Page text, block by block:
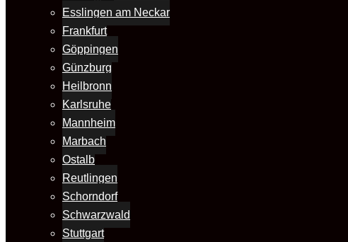
Esslingen am Neckar
Frankfurt
Göppingen
Günzburg
Heilbronn
Karlsruhe
Mannheim
Marbach
Ostalb
Reutlingen
Schorndorf
Schwarzwald
Stuttgart